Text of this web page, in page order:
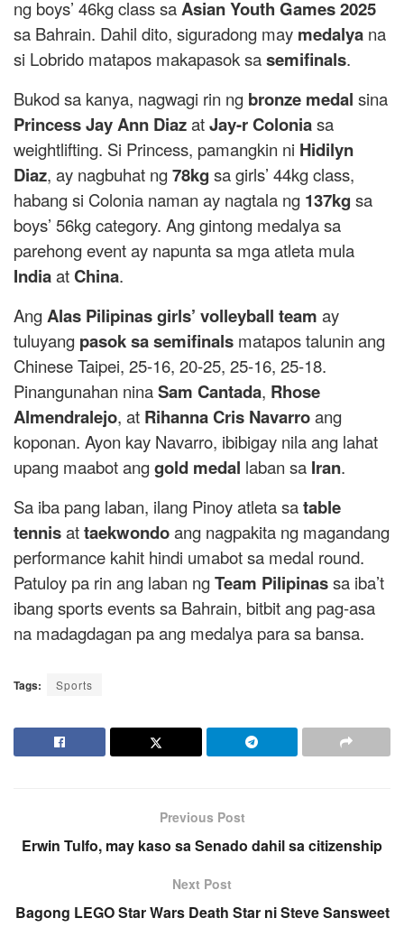
ng boys’ 46kg class saAsian Youth Games 2025
sa Bahrain. Dahil dito, siguradong may medalya na
si Lobrido matapos makapasok sasemifinals.
Bukod sa kanya, nagwagi rin ng bronze medal sina
Princess Jay Ann DiazatJay-r Coloniasa
weightlifting. Si Princess, pamangkin ni Hidilyn
Diaz, ay nagbuhat ng78kg sa girls’ 44kg class,
habang si Colonia naman ay nagtala ng 137kg sa
boys’ 56kg category. Ang gintong medalya sa
parehong event ay napunta sa mga atleta mula
IndiaatChina.
AngAlas Pilipinas girls’ volleyball team ay
tuluyang pasok sa semifinals matapos talunin ang
Chinese Taipei, 25-16, 20-25, 25-16, 25-18.
Pinangunahan ninaSam Cantada, Rhose
Almendralejo, at Rihanna Cris Navarroang
koponan. Ayon kay Navarro, ibibigay nila ang lahat
upang maabot anggold medal laban sa Iran.
Sa iba pang laban, ilang Pinoy atleta satable
tennisattaekwondoang nagpakita ng magandang
performance kahit hindi umabot sa medal round.
Patuloy pa rin ang laban ngTeam Pilipinassa iba’t
ibang sports events sa Bahrain, bitbit ang pag-asa
na madagdagan pa ang medalya para sa bansa.
Tags: Sports
Previous Post
Erwin Tulfo, may kaso sa Senado dahil sa citizenship
Next Post
Bagong LEGO Star Wars Death Star ni Steve Sansweet